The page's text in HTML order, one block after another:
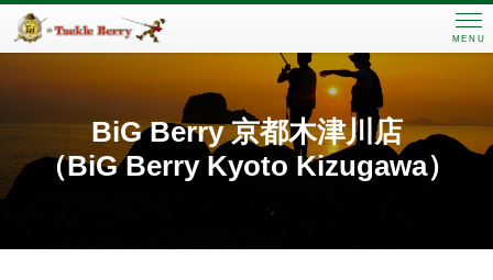
MENU
BiG Berry 京都木津川店
（BiG Berry Kyoto Kizugawa）